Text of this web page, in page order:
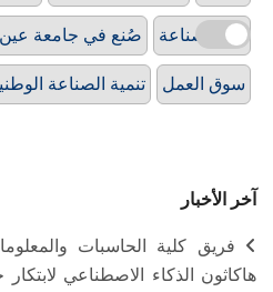
صُنع في جامعة يوم الصناعة
تنمية الصناعة سوق العمل
آخر الأخبار
فريق كلية الحاسبات
هاكاثون الذكاء الاصطناعي